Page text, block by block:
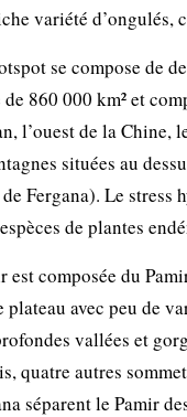
variété d’ongulés,
se compose de
860 000 km² et
l’ouest de la
situées au
Fergana). Le
de plantes
composée du
avec peu de
vallées et
quatre autres
séparent le Pamir